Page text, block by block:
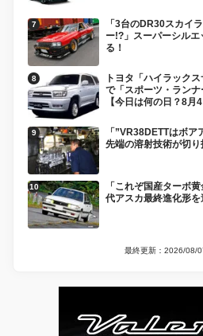
「3台のDR30スカイ
ー!?」スーパーシル
る！
トヨタ「ハイラック
で「スポーツ・ラン
【今日は何の日？8月4
「”VR38DETTはボ
先端の溶射技術が切
「これぞ国産ターボ
代アスカ最終進化形を
最終更新：2026/08/